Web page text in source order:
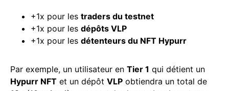
+1x pour les traders du testnet
+1x pour les dépôts VLP
+1x pour les détenteurs du NFT Hypurr
Par exemple, un utilisateur en Tier 1 qui détient un
Hypurr NFT et un dépôt VLP obtiendra un total de